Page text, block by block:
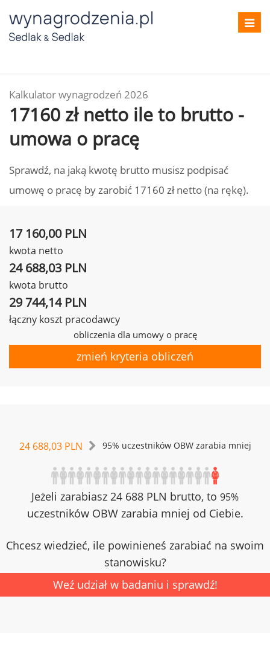
Kalkulator wynagrodzeń 2026
17160 zł netto ile to brutto -
umowa o pracę
Sprawdź, na jaką kwotę brutto musisz podpisać
umowę o pracę by zarobić 17160 zł netto (na rękę).
17 160,00 PLN
kwota netto
24 688,03 PLN
kwota brutto
29 744,14 PLN
łączny koszt pracodawcy
obliczenia dla umowy o pracę
zmień kryteria obliczeń
24 688,03 PLN 95% uczestników OBW zarabia mniej
Jeżeli zarabiasz 24 688 PLN brutto, to 95%
uczestników OBW zarabia mniej od Ciebie.
Chcesz wiedzieć, ile powinieneś zarabiać na swoim
stanowisku?
Weź udział w badaniu i sprawdź!